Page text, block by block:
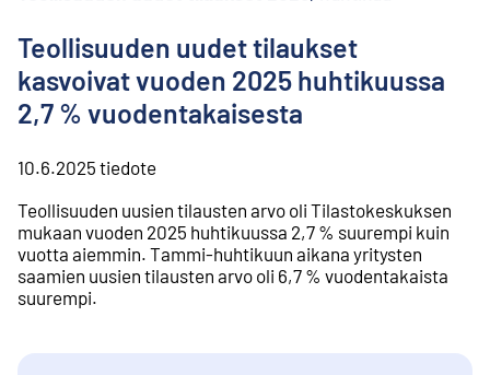
Teollisuuden uudet tilaukset
kasvoivat vuoden 2025 huhtikuussa
2,7 % vuodentakaisesta
10.6.2025 tiedote
Teollisuuden uusien tilausten arvo oli Tilastokeskuksen
mukaan vuoden 2025 huhtikuussa 2,7 % suurempi kuin
vuotta aiemmin. Tammi-huhtikuun aikana yritysten
saamien uusien tilausten arvo oli 6,7 % vuodentakaista
suurempi.